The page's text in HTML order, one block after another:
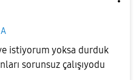
istiyorum yoksa durduk
sorunsuz çalışıyodu